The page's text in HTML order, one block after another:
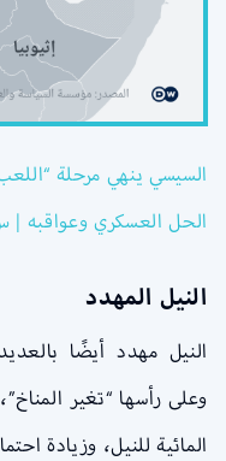
السيسي ينهي مرحلة
الحل العسكري وعواقبه
النيل المهدد
النيل مهدد أيضًا
وعلى رأسها “تغير
المائية للنيل، وزيادة